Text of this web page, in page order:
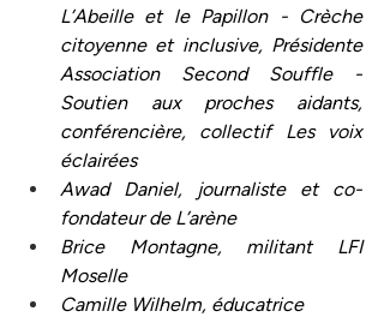
L’Abeille et le Papillon - Crèche
citoyenne et inclusive, Présidente
Association Second Souffle -
Soutien aux proches aidants,
conférencière, collectif Les voix
éclairées
Awad Daniel, journaliste et co-
fondateur de L’arène
Brice Montagne, militant LFI
Moselle
Camille Wilhelm, éducatrice